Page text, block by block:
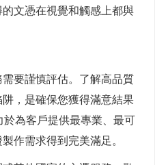
文憑在視覺和觸感上都與
要謹慎評估。了解高品質
，是確保您獲得滿意結果
為客戶提供最專業、最可
作需求得到完美滿足。